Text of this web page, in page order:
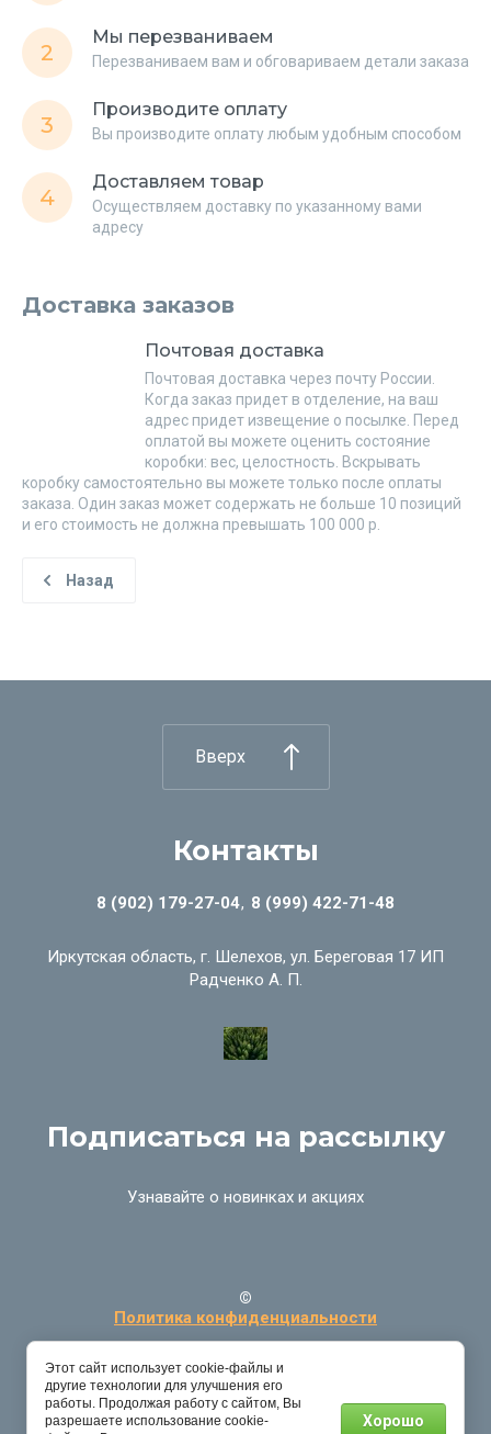
2
Мы перезваниваем
Перезваниваем вам и обговариваем детали заказа
3
Производите оплату
Вы производите оплату любым удобным способом
4
Доставляем товар
Осуществляем доставку по указанному вами
адресу
Доставка заказов
Почтовая доставка
Почтовая доставка через почту России.
Когда заказ придет в отделение, на ваш
адрес придет извещение о посылке. Перед
оплатой вы можете оценить состояние
коробки: вес, целостность. Вскрывать
коробку самостоятельно вы можете только после оплаты
заказа. Один заказ может содержать не больше 10 позиций
и его стоимость не должна превышать 100 000 р.
Назад
Вверх
©
Политика конфиденциальности
Контакты
8 (902) 179-27-04 8 (999) 422-71-48
Иркутская область, г. Шелехов, ул. Береговая 17 ИП
Радченко А. П.
Подписаться на рассылку
Узнавайте о новинках и акциях
Этот сайт использует cookie-файлы и
другие технологии для улучшения его
работы. Продолжая работу с сайтом, Вы
разрешаете использование cookie-
Хорошо